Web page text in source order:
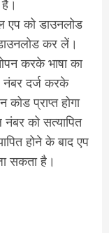
एप को डाउनलोड
कर लें।
करके भाषा का
दर्ज करके
प्राप्त होगा
नंबर को सत्यापित
होने के बाद एप
सकता है।